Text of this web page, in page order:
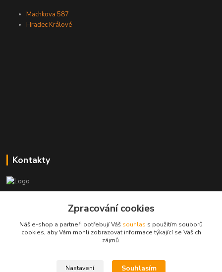
Machkova 587
Hradec Králové
Kontakty
+420773237626
popisekhk@gmail.com
Zpracování cookies
Náš e-shop a partneři potřebují Váš souhlas s použitím souborů
cookies, aby Vám mohli zobrazovat informace týkající se Vašich
zájmů.
Nastavení Souhlasím